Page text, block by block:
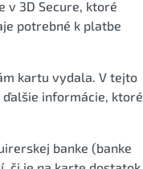
v 3D Secure, ktoré
potrebné k platbe
kartu vydala. V tejto
ďalšie informácie, ktoré
banke (banke